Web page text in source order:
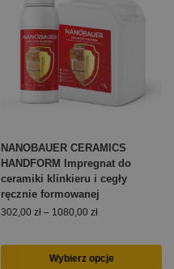
NANOBAUER CERAMICS
HANDFORM Impregnat do
ceramiki klinkieru i cegły
ręcznie formowanej
302,00 zł – 1080,00 zł
Wybierz opcje